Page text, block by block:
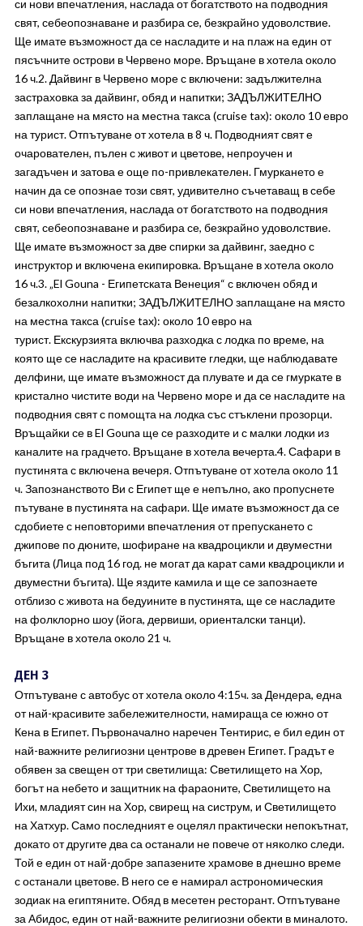
си нови впечатления, наслада от богатството на подводния
свят, себеопознаване и разбира се, безкрайно удоволствие.
Ще имате възможност да се насладите и на плаж на един от
пясъчните острови в Червено море. Връщане в хотела около
16 ч.2. Дайвинг в Червено море с включени: задължителна
застраховка за дайвинг, обяд и напитки; ЗАДЪЛЖИТЕЛНО
заплащане на място на местна такса (cruise tax): около 10 евро
на турист. Отпътуване от хотела в 8 ч. Подводният свят е
очарователен, пълен с живот и цветове, непроучен и
загадъчен и затова е още по-привлекателен. Гмуркането е
начин да се опознае този свят, удивително съчетаващ в себе
си нови впечатления, наслада от богатството на подводния
свят, себеопознаване и разбира се, безкрайно удоволствие.
Ще имате възможност за две спирки за дайвинг, заедно с
инструктор и включена екипировка. Връщане в хотела около
16 ч.3. „El Gouna - Египетската Венеция“ с включен обяд и
безалкохолни напитки; ЗАДЪЛЖИТЕЛНО заплащане на място
на местна такса (cruise tax): около 10 евро на
турист. Екскурзията включва разходка с лодка по време, на
която ще се насладите на красивите гледки, ще наблюдавате
делфини, ще имате възможност да плувате и да се гмуркате в
кристално чистите води на Червено море и да се насладите на
подводния свят с помощта на лодка със стъклени прозорци.
Връщайки се в El Gouna ще се разходите и с малки лодки из
каналите на градчето. Връщане в хотела вечерта.4. Сафари в
пустинята с включена вечеря. Отпътуване от хотела около 11
ч. Запознанството Ви с Египет ще е непълно, ако пропуснете
пътуване в пустинята на сафари. Ще имате възможност да се
сдобиете с неповторими впечатления от препускането с
джипове по дюните, шофиране на квадроцикли и двуместни
бъгита (Лица под 16 год. не могат да карат сами квадроцикли и
двуместни бъгита). Ще яздите камила и ще се запознаете
отблизо с живота на бедуините в пустинята, ще се насладите
на фолклорно шоу (йога, дервиши, ориенталски танци).
Връщане в хотела около 21 ч.
ДЕН 3
Отпътуване с автобус от хотела около 4:15ч. за Дендера, една
от най-красивите забележителности, намираща се южно от
Кена в Египет. Първоначално наречен Тентирис, е бил един от
най-важните религиозни центрове в древен Египет. Градът е
обявен за свещен от три светилища: Светилището на Хор,
богът на небето и защитник на фараоните, Светилището на
Ихи, младият син на Хор, свирещ на систрум, и Светилището
на Хатхур. Само последният е оцелял практически непокътнат,
докато от другите два са останали не повече от няколко следи.
Той е един от най-добре запазените храмове в днешно време
с останали цветове. В него се е намирал астрономическия
зодиак на египтяните. Обяд в месетен ресторант. Отпътуване
за Абидос, един от най-важните религиозни обекти в миналото.